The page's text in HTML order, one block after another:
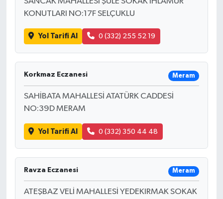
KONUTLARI NO:17F SELÇUKLU
Yol Tarifi Al 0 (332) 255 52 19
Korkmaz Eczanesi Meram
SAHİBATA MAHALLESİ ATATÜRK CADDESİ
NO:39D MERAM
Yol Tarifi Al 0 (332) 350 44 48
Ravza Eczanesi Meram
ATEŞBAZ VELİ MAHALLESİ YEDEKIRMAK SOKAK